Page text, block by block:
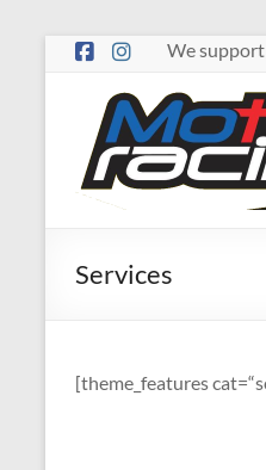
Zum
Inhalt
springen
We
Services
[theme_features